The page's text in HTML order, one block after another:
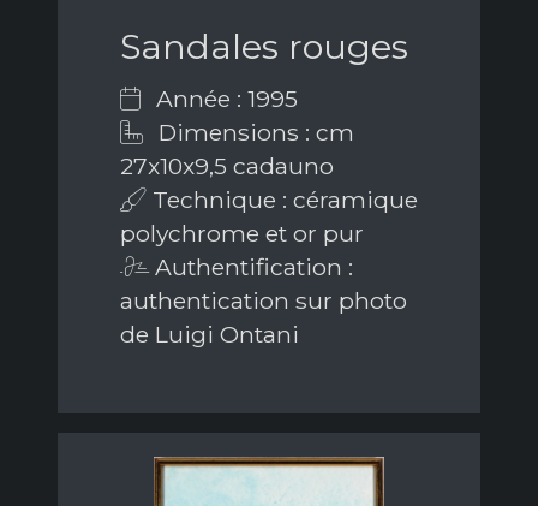
Sandales rouges
Année : 1995
Dimensions : cm
27x10x9,5 cadauno
Technique : céramique
polychrome et or pur
Authentification :
authentication sur photo
de Luigi Ontani